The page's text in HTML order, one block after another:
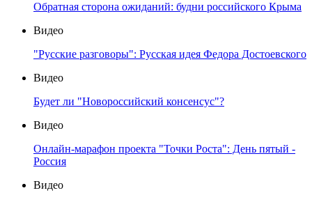
Обратная сторона ожиданий: будни российского Крыма
Видео
"Русские разговоры": Русская идея Федора Достоевского
Видео
Будет ли "Новороссийский консенсус"?
Видео
Онлайн-марафон проекта "Точки Роста": День пятый -
Россия
Видео